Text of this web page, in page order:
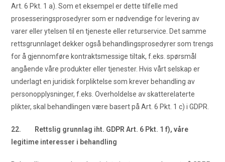
Art. 6 Pkt. 1 a). Som et eksempel er dette tilfelle med
prosesseringsprosedyrer som er nødvendige for levering av
varer eller ytelsen til en tjeneste eller returservice. Det samme
rettsgrunnlaget dekker også behandlingsprosedyrer som trengs
for å gjennomføre kontraktsmessige tiltak, f.eks. spørsmål
angående våre produkter eller tjenester. Hvis vårt selskap er
underlagt en juridisk forpliktelse som krever behandling av
personopplysninger, f.eks. Overholdelse av skatterelaterte
plikter, skal behandlingen være basert på Art. 6 Pkt. 1 c) i GDPR.
22. Rettslig grunnlag iht. GDPR Art. 6 Pkt. 1 f), våre
legitime interesser i behandling